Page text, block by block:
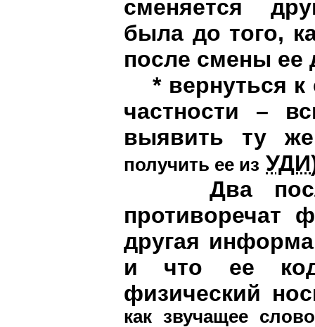
сменяется
была до того,
после смены ее
* вернуться к
частности –
выявить ту
получить ее из УДИ
Два
противоречат
другая
и что ее
физический
как звучащее